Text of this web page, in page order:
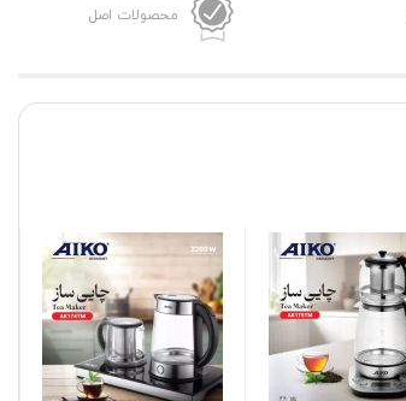
محصولات اصل